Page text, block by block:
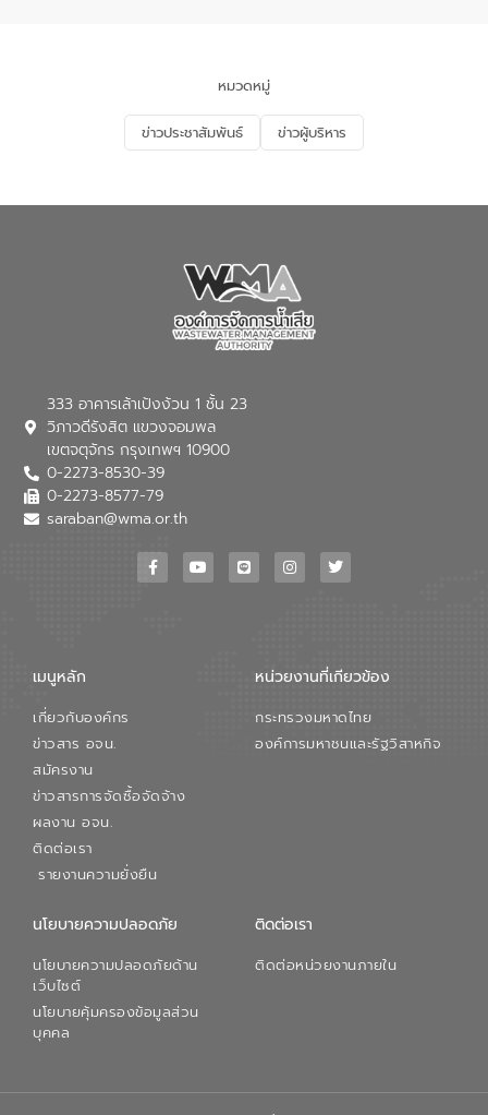
หมวดหมู่
ข่าวประชาสัมพันธ์ ข่าวผู้บริหาร
333 อาคารเล้าเป้งง้วน 1 ชั้น 23
วิภาวดีรังสิต แขวงจอมพล
เขตจตุจักร กรุงเทพฯ 10900
0-2273-8530-39
0-2273-8577-79
saraban@wma.or.th
เมนูหลัก
เกี่ยวกับองค์กร
ข่าวสาร อจน.
สมัครงาน
ข่าวสารการจัดซื้อจัดจ้าง
ผลงาน อจน.
ติดต่อเรา
รายงานความยั่งยืน
หน่วยงานที่เกียวข้อง
กระทรวงมหาดไทย
องค์การมหาชนและรัฐวิสาหกิจ
นโยบายความปลอดภัย
นโยบายความปลอดภัยด้าน
เว็บไซต์
นโยบายคุ้มครองข้อมูลส่วน
บุคคล
ติดต่อเรา
ติดต่อหน่วยงานภายใน